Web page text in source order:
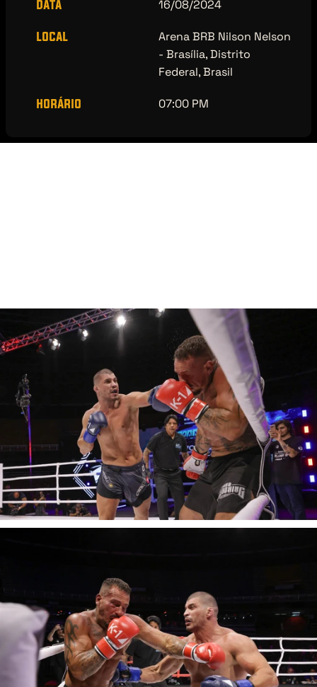
data 16/08/2024
local
Arena BRB Nilson Nelson
- Brasília, Distrito
Federal, Brasil
horário 07:00 PM